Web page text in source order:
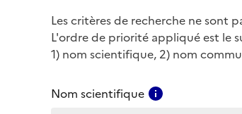
Les critères de recherche ne sont
L'ordre de priorité appliqué est le
1) nom scientifique, 2) nom
Nom scientifique